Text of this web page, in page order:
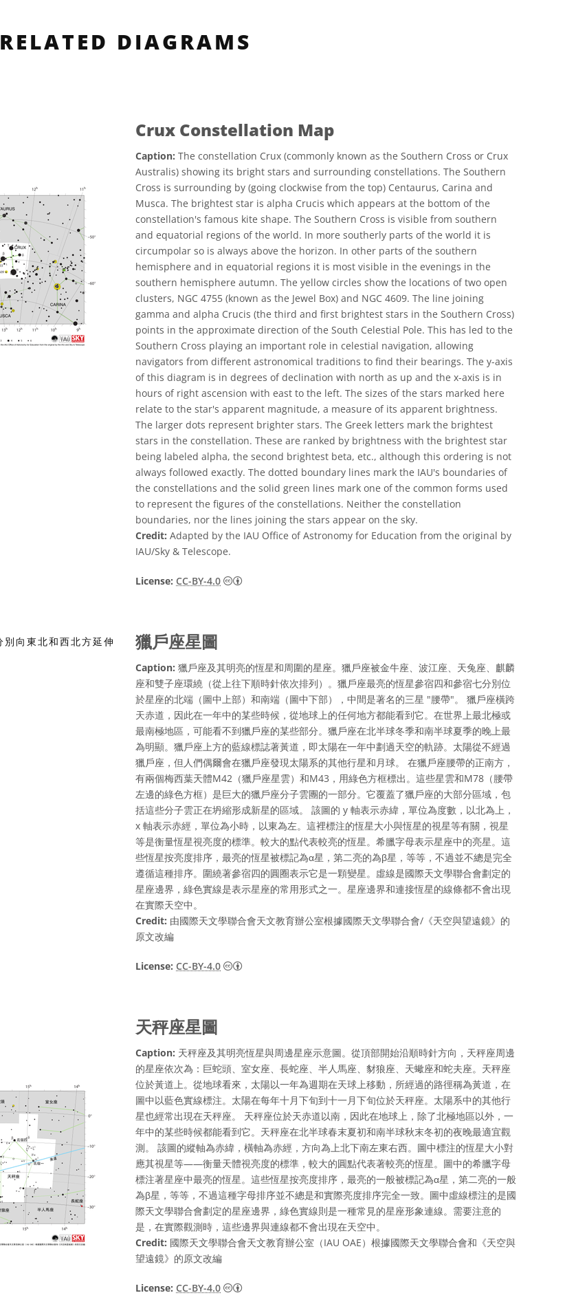
RELATED DIAGRAMS
Crux Constellation Map
Caption: The constellation Crux (commonly known as the Southern Cross or Crux
Australis) showing its bright stars and surrounding constellations. The Southern
Cross is surrounding by (going clockwise from the top) Centaurus, Carina and
Musca. The brightest star is alpha Crucis which appears at the bottom of the
constellation's famous kite shape. The Southern Cross is visible from southern
and equatorial regions of the world. In more southerly parts of the world it is
circumpolar so is always above the horizon. In other parts of the southern
hemisphere and in equatorial regions it is most visible in the evenings in the
southern hemisphere autumn. The yellow circles show the locations of two open
clusters, NGC 4755 (known as the Jewel Box) and NGC 4609. The line joining
gamma and alpha Crucis (the third and first brightest stars in the Southern Cross)
points in the approximate direction of the South Celestial Pole. This has led to the
Southern Cross playing an important role in celestial navigation, allowing
navigators from different astronomical traditions to find their bearings. The y-axis
of this diagram is in degrees of declination with north as up and the x-axis is in
hours of right ascension with east to the left. The sizes of the stars marked here
relate to the star's apparent magnitude, a measure of its apparent brightness.
The larger dots represent brighter stars. The Greek letters mark the brightest
stars in the constellation. These are ranked by brightness with the brightest star
being labeled alpha, the second brightest beta, etc., although this ordering is not
always followed exactly. The dotted boundary lines mark the IAU's boundaries of
the constellations and the solid green lines mark one of the common forms used
to represent the figures of the constellations. Neither the constellation
boundaries, nor the lines joining the stars appear on the sky.
Credit: Adapted by the IAU Office of Astronomy for Education from the original by
IAU/Sky & Telescope.
License: CC-BY-4.0 Creative Commons 姓名標示 4.0 國際 (CC BY 4.0) icons
獵戶座星圖
Caption: 獵戶座及其明亮的恆星和周圍的星座。獵戶座被金牛座、波江座、天兔座、麒麟
座和雙子座環繞（從上往下順時針依次排列）。獵戶座最亮的恆星參宿四和參宿七分別位
於星座的北端（圖中上部）和南端（圖中下部），中間是著名的三星 "腰帶"。 獵戶座橫跨
天赤道，因此在一年中的某些時候，從地球上的任何地方都能看到它。在世界上最北極或
最南極地區，可能看不到獵戶座的某些部分。獵戶座在北半球冬季和南半球夏季的晚上最
為明顯。獵戶座上方的藍線標誌著黃道，即太陽在一年中劃過天空的軌跡。太陽從不經過
獵戶座，但人們偶爾會在獵戶座發現太陽系的其他行星和月球。 在獵戶座腰帶的正南方，
有兩個梅西葉天體M42（獵戶座星雲）和M43，用綠色方框標出。這些星雲和M78（腰帶
左邊的綠色方框）是巨大的獵戶座分子雲團的一部分。它覆蓋了獵戶座的大部分區域，包
括這些分子雲正在坍縮形成新星的區域。 該圖的 y 軸表示赤緯，單位為度數，以北為上，
x 軸表示赤經，單位為小時，以東為左。這裡標注的恆星大小與恆星的視星等有關，視星
等是衡量恆星視亮度的標準。較大的點代表較亮的恆星。希臘字母表示星座中的亮星。這
些恆星按亮度排序，最亮的恆星被標記為α星，第二亮的為β星，等等，不過並不總是完全
遵循這種排序。圍繞著參宿四的圓圈表示它是一顆變星。虛線是國際天文學聯合會劃定的
星座邊界，綠色實線是表示星座的常用形式之一。星座邊界和連接恆星的線條都不會出現
在實際天空中。
Credit: 由國際天文學聯合會天文教育辦公室根據國際天文學聯合會/《天空與望遠鏡》的
原文改編
License: CC-BY-4.0 Creative Commons 姓名標示 4.0 國際 (CC BY 4.0) icons
天秤座星圖
Caption: 天秤座及其明亮恆星與周邊星座示意圖。從頂部開始沿順時針方向，天秤座周邊
的星座依次為：巨蛇頭、室女座、長蛇座、半人馬座、豺狼座、天蠍座和蛇夫座。天秤座
位於黃道上。從地球看來，太陽以一年為週期在天球上移動，所經過的路徑稱為黃道，在
圖中以藍色實線標注。太陽在每年十月下旬到十一月下旬位於天秤座。太陽系中的其他行
星也經常出現在天秤座。 天秤座位於天赤道以南，因此在地球上，除了北極地區以外，一
年中的某些時候都能看到它。天秤座在北半球春末夏初和南半球秋末冬初的夜晚最適宜觀
測。 該圖的縱軸為赤緯，橫軸為赤經，方向為上北下南左東右西。圖中標注的恆星大小對
應其視星等——衡量天體視亮度的標準，較大的圓點代表著較亮的恆星。圖中的希臘字母
標注著星座中最亮的恆星。這些恆星按亮度排序，最亮的一般被標記為α星，第二亮的一般
為β星，等等，不過這種字母排序並不總是和實際亮度排序完全一致。圖中虛線標注的是國
際天文學聯合會劃定的星座邊界，綠色實線則是一種常見的星座形象連線。需要注意的
是，在實際觀測時，這些邊界與連線都不會出現在天空中。
Credit: 國際天文學聯合會天文教育辦公室（IAU OAE）根據國際天文學聯合會和《天空與
望遠鏡》的原文改編
License: CC-BY-4.0 Creative Commons 姓名標示 4.0 國際 (CC BY 4.0) icons